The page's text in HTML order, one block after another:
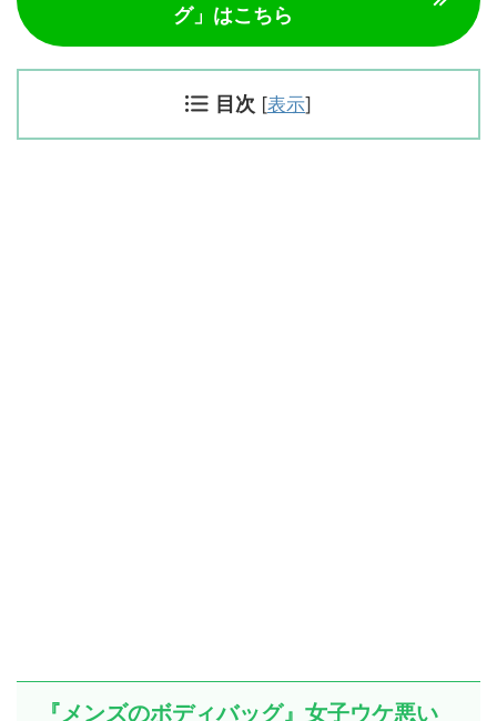
グ」はこちら
目次 [表示]
『メンズのボディバッグ』女子ウケ悪い